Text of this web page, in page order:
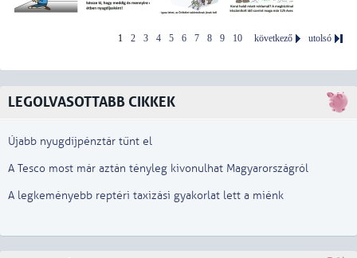
1 2 3 4 5 6 7 8 9 10 következő utolsó
LEGOLVASOTTABB CIKKEK
Újabb nyugdíjpénztár tűnt el
A Tesco most már aztán tényleg kivonulhat Magyarországról
A legkeményebb reptéri taxizási gyakorlat lett a miénk